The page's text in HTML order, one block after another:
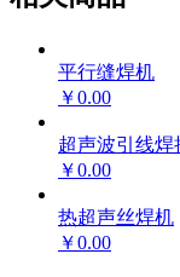
平行缝焊机
￥0.00
超声波引线焊
￥0.00
热超声丝焊机
￥0.00